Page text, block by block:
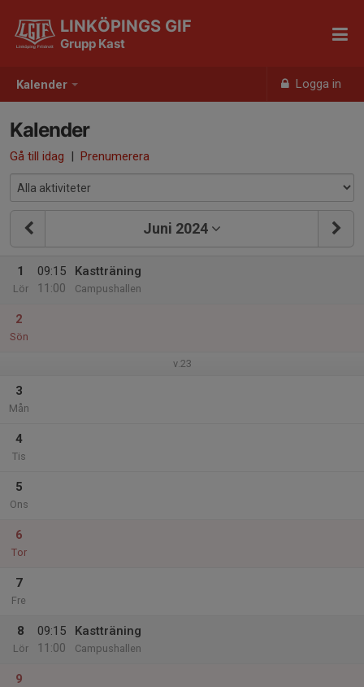
Kalender Logga in
LINKÖPINGS GIF
Grupp Kast
Kalender
Gå till idag | Prenumerera
Juni 2024
1
Lör
09:15
11:00
Kastträning
Campushallen
2
Sön
v.23
3
Mån
4
Tis
5
Ons
6
Tor
7
Fre
8
Lör
09:15
11:00
Kastträning
Campushallen
9